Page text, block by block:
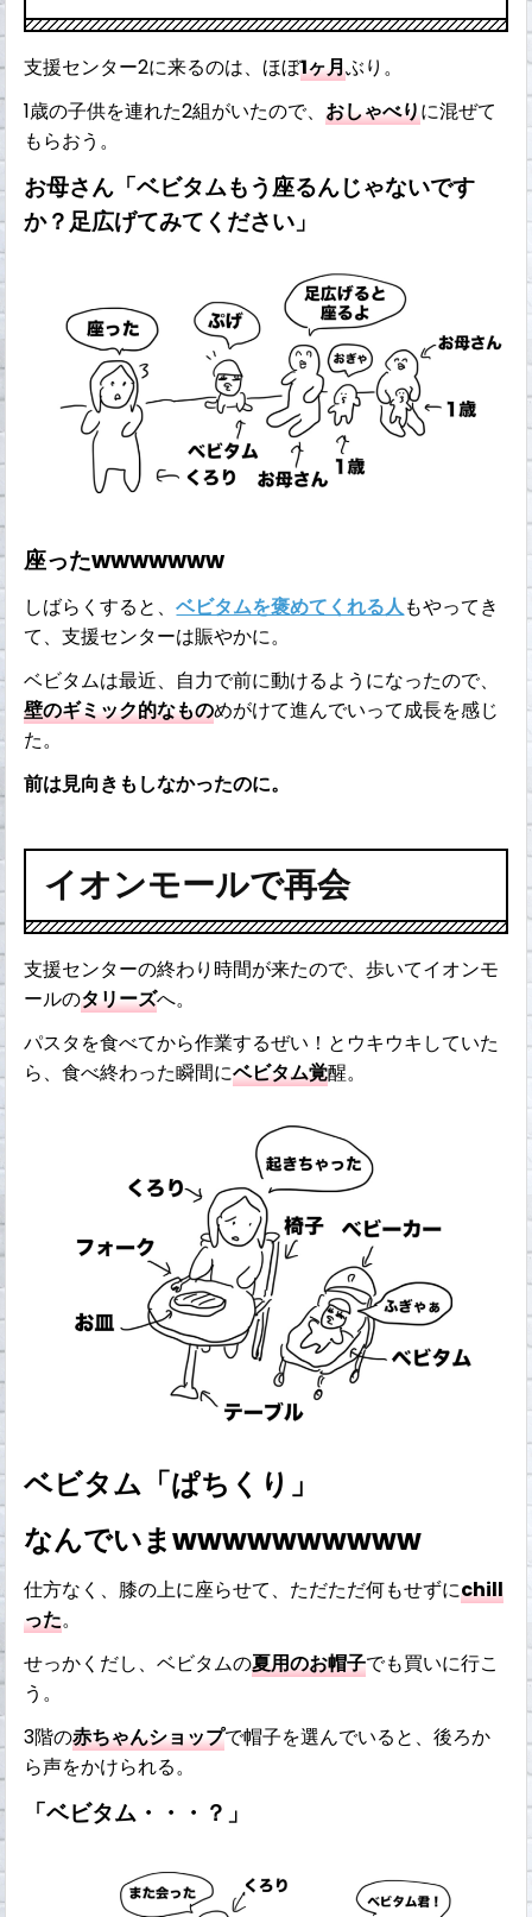
支援センター2に来るのは、ほぼ1ヶ月ぶり。
1歳の子供を連れた2組がいたので、おしゃべりに混ぜて
もらおう。
お母さん「ベビタムもう座るんじゃないです
か？足広げてみてください」
座ったwwwwwww
しばらくすると、ベビタムを褒めてくれる人もやってき
て、支援センターは賑やかに。
ベビタムは最近、自力で前に動けるようになったので、
壁のギミック的なものめがけて進んでいって成長を感じ
た。
前は見向きもしなかったのに。
イオンモールで再会
支援センターの終わり時間が来たので、歩いてイオンモ
ールのタリーズへ。
パスタを食べてから作業するぜい！とウキウキしていた
ら、食べ終わった瞬間にベビタム覚醒。
ベビタム「ぱちくり」
なんでいまwwwwwwwwww
仕方なく、膝の上に座らせて、ただただ何もせずにchill
った。
せっかくだし、ベビタムの夏用のお帽子でも買いに行こ
う。
3階の赤ちゃんショップで帽子を選んでいると、後ろか
ら声をかけられる。
「ベビタム・・・？」